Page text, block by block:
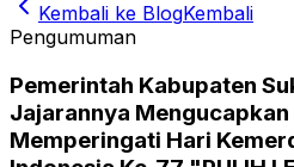
Kembali ke BlogKembali
Pengumuman
Pemerintah Kabupaten
Jajarannya Mengucapkan
Memperingati Hari